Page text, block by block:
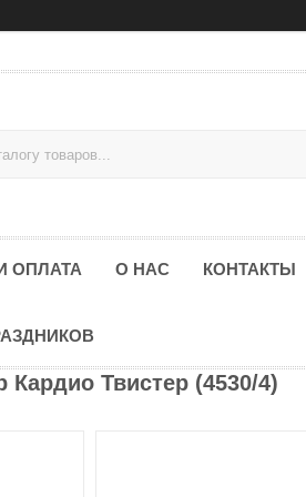
ОПЛАТА О НАС КОНТАКТЫ
Твистер (4530/4)